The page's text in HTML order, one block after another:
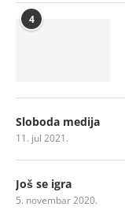
4
Sloboda medija
11. jul 2021.
Još se igra
5. novembar 2020.